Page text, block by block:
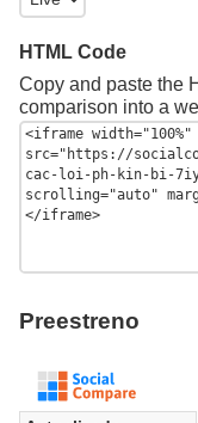
HTML Code
Copy and paste the
comparison into a
Preestreno